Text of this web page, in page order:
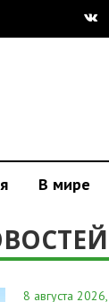
В мире
8 августа